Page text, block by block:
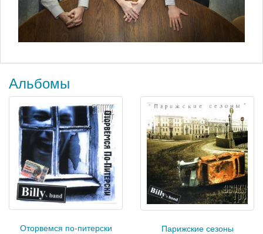
Альбомы
Оторвемся по-питерски Парижские сезоны